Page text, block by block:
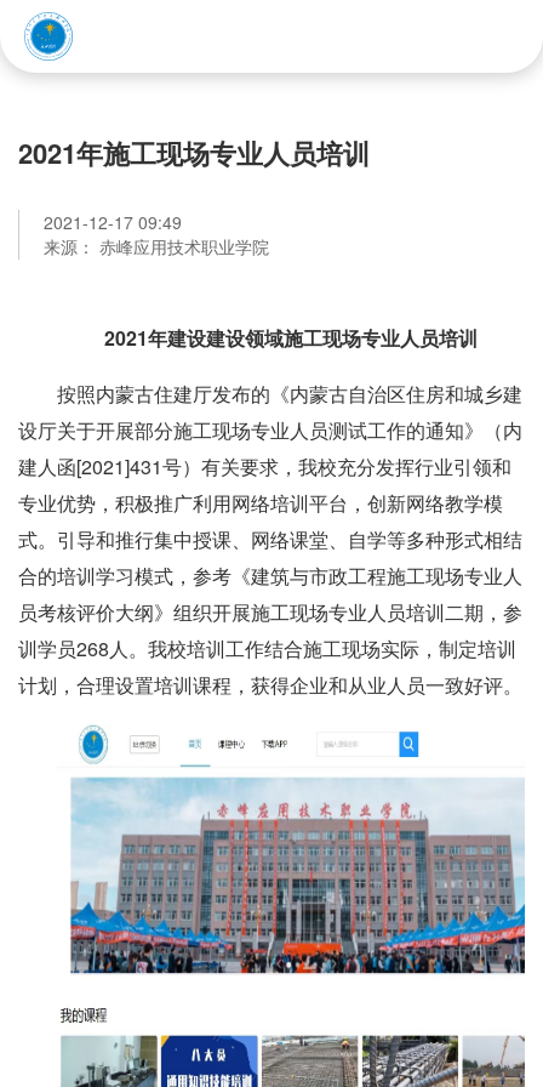
2021年施工现场专业人员培训
2021-12-17 09:49
来源： 赤峰应用技术职业学院
2021年建设建设领域施工现场专业人员培训
按照内蒙古住建厅发布的《内蒙古自治区住房和城乡建
设厅关于开展部分施工现场专业人员测试工作的通知》（内
建人函[2021]431号）有关要求，我校充分发挥行业引领和
专业优势，积极推广利用网络培训平台，创新网络教学模
式。引导和推行集中授课、网络课堂、自学等多种形式相结
合的培训学习模式，参考《建筑与市政工程施工现场专业人
员考核评价大纲》组织开展施工现场专业人员培训二期，参
训学员268人。我校培训工作结合施工现场实际，制定培训
计划，合理设置培训课程，获得企业和从业人员一致好评。